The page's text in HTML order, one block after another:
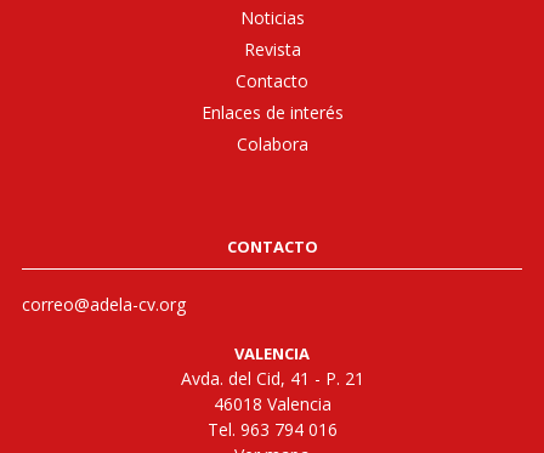
Noticias
Revista
Contacto
Enlaces de interés
Colabora
CONTACTO
correo@adela-cv.org
VALENCIA
Avda. del Cid, 41 - P. 21
46018 Valencia
Tel. 963 794 016